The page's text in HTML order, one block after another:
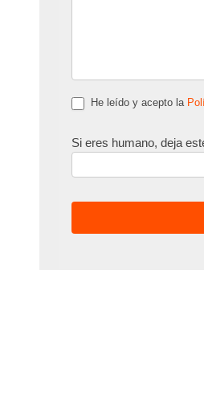
He leído y acepto la
Si eres humano, deja